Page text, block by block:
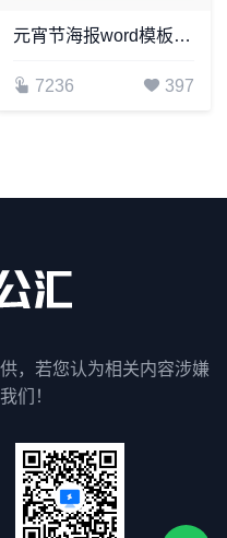
元宵节海报word模板(42)
7236 397
，若您认为相关内容涉嫌
们！